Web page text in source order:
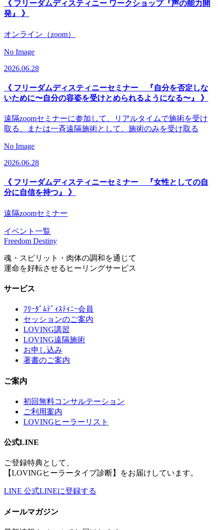
《 フリーダムディスティニー ワークショップ『声の能力開
発』 》
オンライン（zoom）
No Image
2026.06.28
《 フリーダムディスティニーセミナー 『自分を否定しな
いために〜自分の容姿を受けとめられるようになる〜』 》
遠隔zoomセミナーに参加して、リアルタイムで施術を受け
取る、または一斉遠隔施術として、施術のみを受け取る
No Image
2026.06.28
《 フリーダムディスティニーセミナー 『女性としての自
分に自信を持つ』 》
遠隔zoomセミナー
イベント一覧
Freedom Destiny
魂・スピリット・肉体の調和を通じて
運命を好転させるヒーリングサービス
サービス
ﾌﾘｰﾀﾞﾑﾃﾞｨｽﾃｨﾆｰ会員
セッションのご案内
LOVING講習
LOVING遠隔施術
お申し込み
著書のご案内
ご案内
初回無料コンサルテーション
ご利用案内
LOVINGヒーラーリスト
公式LINE
ご登録特典として、
【LOVINGヒーラータイプ診断】をお届けしています。
LINE 公式LINEに登録する
メールマガジン